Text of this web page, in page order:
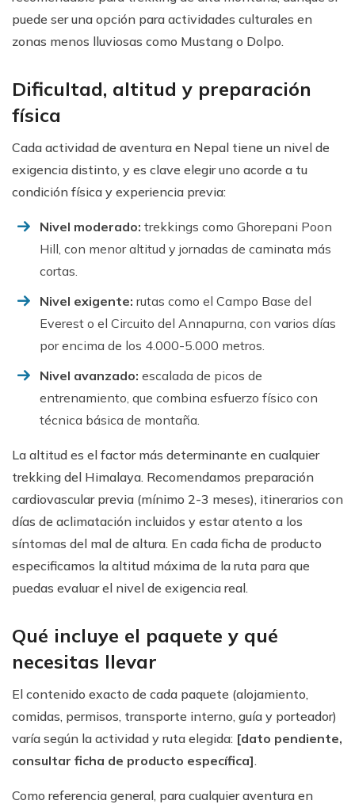
puede ser una opción para actividades culturales en
zonas menos lluviosas como Mustang o Dolpo.
Dificultad, altitud y preparación
física
Cada actividad de aventura en Nepal tiene un nivel de
exigencia distinto, y es clave elegir uno acorde a tu
condición física y experiencia previa:
Nivel moderado: trekkings como Ghorepani Poon
Hill, con menor altitud y jornadas de caminata más
cortas.
Nivel exigente: rutas como el Campo Base del
Everest o el Circuito del Annapurna, con varios días
por encima de los 4.000-5.000 metros.
Nivel avanzado: escalada de picos de
entrenamiento, que combina esfuerzo físico con
técnica básica de montaña.
La altitud es el factor más determinante en cualquier
trekking del Himalaya. Recomendamos preparación
cardiovascular previa (mínimo 2-3 meses), itinerarios con
días de aclimatación incluidos y estar atento a los
síntomas del mal de altura. En cada ficha de producto
especificamos la altitud máxima de la ruta para que
puedas evaluar el nivel de exigencia real.
Qué incluye el paquete y qué
necesitas llevar
El contenido exacto de cada paquete (alojamiento,
comidas, permisos, transporte interno, guía y porteador)
varía según la actividad y ruta elegida: [dato pendiente,
consultar ficha de producto específica].
Como referencia general, para cualquier aventura en